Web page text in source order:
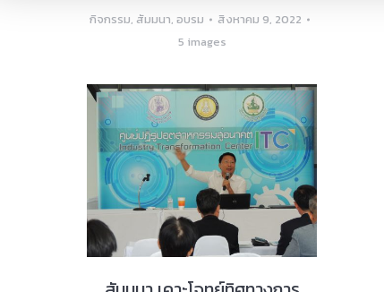
กิจกรรม, สัมมนา, อบรม
สิงหาคม 9, 2022
5 images